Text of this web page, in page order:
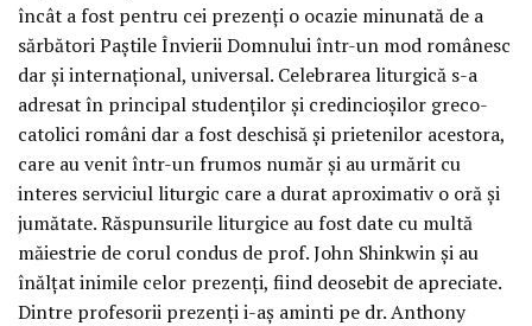
încât a fost pentru cei prezenți o ocazie minunată de a
sărbători Paștile Învierii Domnului într-un mod românesc
dar și internațional, universal. Celebrarea liturgică s-a
adresat în principal studenților și credincioșilor greco-
catolici români dar a fost deschisă și prietenilor acestora,
care au venit într-un frumos număr și au urmărit cu
interes serviciul liturgic care a durat aproximativ o oră și
jumătate. Răspunsurile liturgice au fost date cu multă
măiestrie de corul condus de prof. John Shinkwin și au
înălțat inimile celor prezenți, fiind deosebit de apreciate.
Dintre profesorii prezenți i-aș aminti pe dr. Anthony